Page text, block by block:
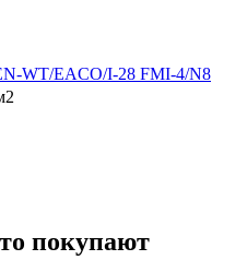
WT/EACO/I-28 FMI-4/N8
покупают